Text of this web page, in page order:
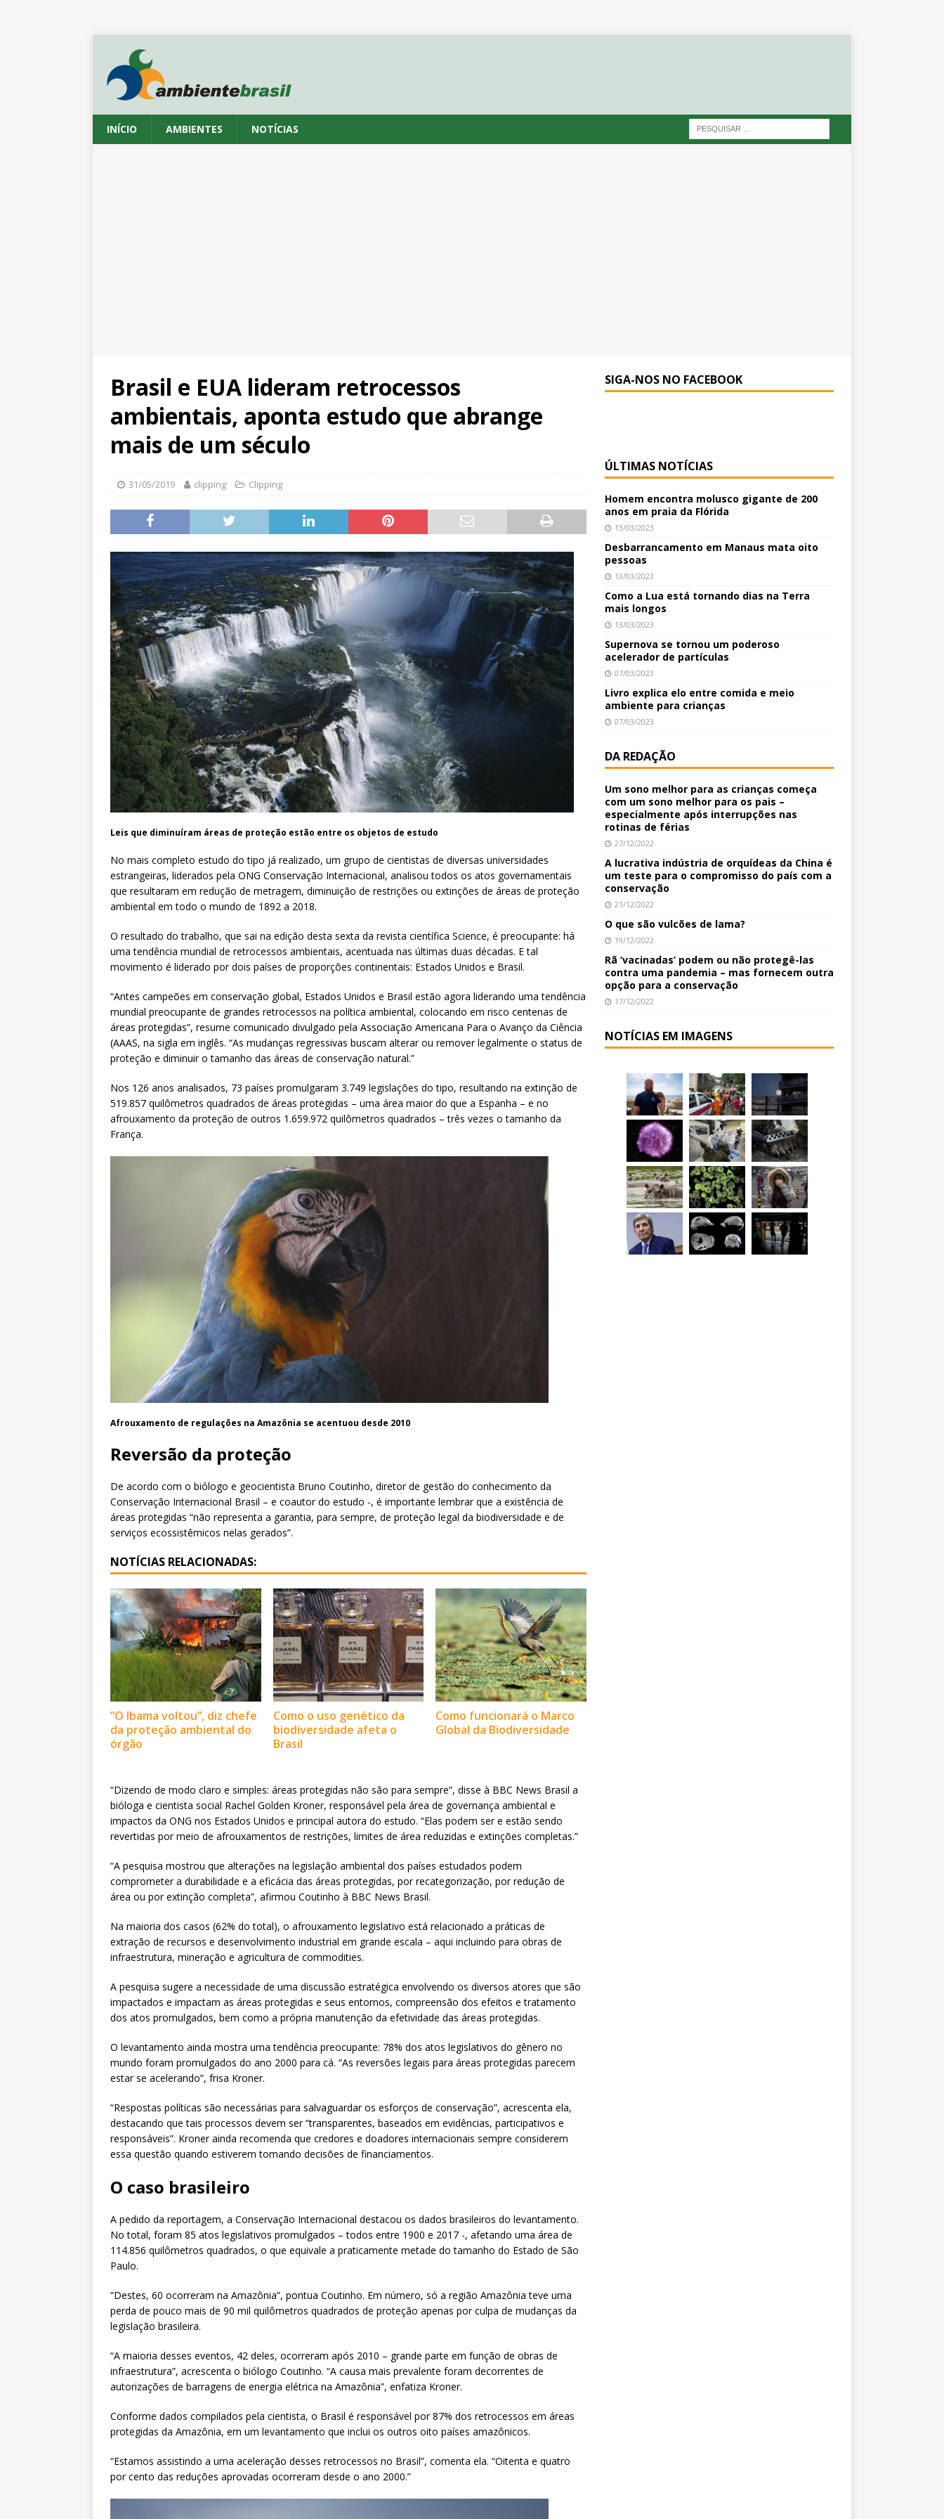
INÍCIO AMBIENTES NOTÍCIAS
Brasil e EUA lideram retrocessos
ambientais, aponta estudo que abrange
mais de um século
31/05/2019 clipping Clipping
Leis que diminuíram áreas de proteção estão entre os objetos de estudo
No mais completo estudo do tipo já realizado, um grupo de cientistas de diversas universidades
estrangeiras, liderados pela ONG Conservação Internacional, analisou todos os atos governamentais
que resultaram em redução de metragem, diminuição de restrições ou extinções de áreas de proteção
ambiental em todo o mundo de 1892 a 2018.
O resultado do trabalho, que sai na edição desta sexta da revista científica Science, é preocupante: há
uma tendência mundial de retrocessos ambientais, acentuada nas últimas duas décadas. E tal
movimento é liderado por dois países de proporções continentais: Estados Unidos e Brasil.
“Antes campeões em conservação global, Estados Unidos e Brasil estão agora liderando uma tendência
mundial preocupante de grandes retrocessos na política ambiental, colocando em risco centenas de
áreas protegidas”, resume comunicado divulgado pela Associação Americana Para o Avanço da Ciência
(AAAS, na sigla em inglês. “As mudanças regressivas buscam alterar ou remover legalmente o status de
proteção e diminuir o tamanho das áreas de conservação natural.”
Nos 126 anos analisados, 73 países promulgaram 3.749 legislações do tipo, resultando na extinção de
519.857 quilômetros quadrados de áreas protegidas – uma área maior do que a Espanha – e no
afrouxamento da proteção de outros 1.659.972 quilômetros quadrados – três vezes o tamanho da
França.
Afrouxamento de regulações na Amazônia se acentuou desde 2010
Reversão da proteção
De acordo com o biólogo e geocientista Bruno Coutinho, diretor de gestão do conhecimento da
Conservação Internacional Brasil – e coautor do estudo -, é importante lembrar que a existência de
áreas protegidas “não representa a garantia, para sempre, de proteção legal da biodiversidade e de
serviços ecossistêmicos nelas gerados”.
NOTÍCIAS RELACIONADAS:
“O Ibama voltou”, diz chefe
da proteção ambiental do
órgão
Como o uso genético da
biodiversidade afeta o
Brasil
Como funcionará o Marco
Global da Biodiversidade
“Dizendo de modo claro e simples: áreas protegidas não são para sempre”, disse à BBC News Brasil a
bióloga e cientista social Rachel Golden Kroner, responsável pela área de governança ambiental e
impactos da ONG nos Estados Unidos e principal autora do estudo. “Elas podem ser e estão sendo
revertidas por meio de afrouxamentos de restrições, limites de área reduzidas e extinções completas.”
“A pesquisa mostrou que alterações na legislação ambiental dos países estudados podem
comprometer a durabilidade e a eficácia das áreas protegidas, por recategorização, por redução de
área ou por extinção completa”, afirmou Coutinho à BBC News Brasil.
Na maioria dos casos (62% do total), o afrouxamento legislativo está relacionado a práticas de
extração de recursos e desenvolvimento industrial em grande escala – aqui incluindo para obras de
infraestrutura, mineração e agricultura de commodities.
A pesquisa sugere a necessidade de uma discussão estratégica envolvendo os diversos atores que são
impactados e impactam as áreas protegidas e seus entornos, compreensão dos efeitos e tratamento
dos atos promulgados, bem como a própria manutenção da efetividade das áreas protegidas.
O levantamento ainda mostra uma tendência preocupante: 78% dos atos legislativos do gênero no
mundo foram promulgados do ano 2000 para cá. “As reversões legais para áreas protegidas parecem
estar se acelerando”, frisa Kroner.
“Respostas políticas são necessárias para salvaguardar os esforços de conservação”, acrescenta ela,
destacando que tais processos devem ser “transparentes, baseados em evidências, participativos e
responsáveis”. Kroner ainda recomenda que credores e doadores internacionais sempre considerem
essa questão quando estiverem tomando decisões de financiamentos.
O caso brasileiro
A pedido da reportagem, a Conservação Internacional destacou os dados brasileiros do levantamento.
No total, foram 85 atos legislativos promulgados – todos entre 1900 e 2017 -, afetando uma área de
114.856 quilômetros quadrados, o que equivale a praticamente metade do tamanho do Estado de São
Paulo.
“Destes, 60 ocorreram na Amazônia”, pontua Coutinho. Em número, só a região Amazônia teve uma
perda de pouco mais de 90 mil quilômetros quadrados de proteção apenas por culpa de mudanças da
legislação brasileira.
“A maioria desses eventos, 42 deles, ocorreram após 2010 – grande parte em função de obras de
infraestrutura”, acrescenta o biólogo Coutinho. “A causa mais prevalente foram decorrentes de
autorizações de barragens de energia elétrica na Amazônia”, enfatiza Kroner.
Conforme dados compilados pela cientista, o Brasil é responsável por 87% dos retrocessos em áreas
protegidas da Amazônia, em um levantamento que inclui os outros oito países amazônicos.
“Estamos assistindo a uma aceleração desses retrocessos no Brasil”, comenta ela. “Oitenta e quatro
por cento das reduções aprovadas ocorreram desde o ano 2000.”
SIGA-NOS NO FACEBOOK
ÚLTIMAS NOTÍCIAS
Homem encontra molusco gigante de 200
anos em praia da Flórida
13/03/2023
Desbarrancamento em Manaus mata oito
pessoas
13/03/2023
Como a Lua está tornando dias na Terra
mais longos
13/03/2023
Supernova se tornou um poderoso
acelerador de partículas
07/03/2023
Livro explica elo entre comida e meio
ambiente para crianças
07/03/2023
DA REDAÇÃO
Um sono melhor para as crianças começa
com um sono melhor para os pais –
especialmente após interrupções nas
rotinas de férias
27/12/2022
A lucrativa indústria de orquídeas da China é
um teste para o compromisso do país com a
conservação
21/12/2022
O que são vulcões de lama?
19/12/2022
Rã ‘vacinadas’ podem ou não protegê-las
contra uma pandemia – mas fornecem outra
opção para a conservação
17/12/2022
NOTÍCIAS EM IMAGENS